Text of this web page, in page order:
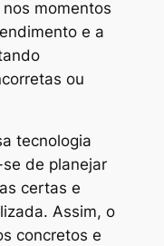
momentos
e a
ou
tecnologia
de planejar
certas e
Assim, o
concretos e